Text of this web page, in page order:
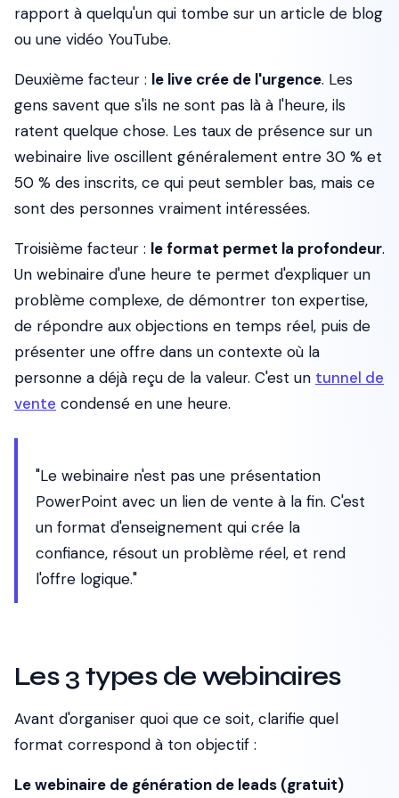
rapport à quelqu'un qui tombe sur un article de blog
ou une vidéo YouTube.
Deuxième facteur : le live crée de l'urgence. Les
gens savent que s'ils ne sont pas là à l'heure, ils
ratent quelque chose. Les taux de présence sur un
webinaire live oscillent généralement entre 30 % et
50 % des inscrits, ce qui peut sembler bas, mais ce
sont des personnes vraiment intéressées.
Troisième facteur : le format permet la profondeur.
Un webinaire d'une heure te permet d'expliquer un
problème complexe, de démontrer ton expertise,
de répondre aux objections en temps réel, puis de
présenter une offre dans un contexte où la
personne a déjà reçu de la valeur. C'est un tunnel de
vente condensé en une heure.
"Le webinaire n'est pas une présentation
PowerPoint avec un lien de vente à la fin. C'est
un format d'enseignement qui crée la
confiance, résout un problème réel, et rend
l'offre logique."
Les 3 types de webinaires
Avant d'organiser quoi que ce soit, clarifie quel
format correspond à ton objectif :
Le webinaire de génération de leads (gratuit)